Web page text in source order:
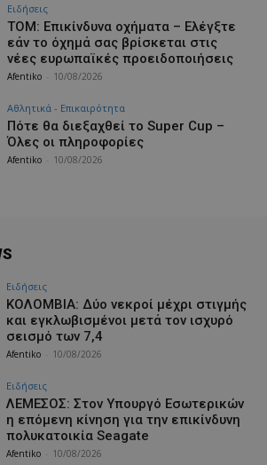
Ειδήσεις
ΤΟΜ: Επικίνδυνα οχήματα – Ελέγξτε
εάν το όχημά σας βρίσκεται στις
νέες ευρωπαϊκές προειδοποιήσεις
Afentiko 10/08/2026
Αθλητικά - Επικαιρότητα
Πότε θα διεξαχθεί το Super Cup –
Όλες οι πληροφορίες
Afentiko 10/08/2026
Ειδήσεις
ΚΟΛΟΜΒΙΑ: Δύο νεκροί μέχρι στιγμής
και εγκλωβισμένοι μετά τον ισχυρό
σεισμό των 7,4
Afentiko 10/08/2026
Ειδήσεις
ΛΕΜΕΣΟΣ: Στον Υπουργό Εσωτερικών
η επόμενη κίνηση για την επικίνδυνη
πολυκατοικία Seagate
Afentiko 10/08/2026